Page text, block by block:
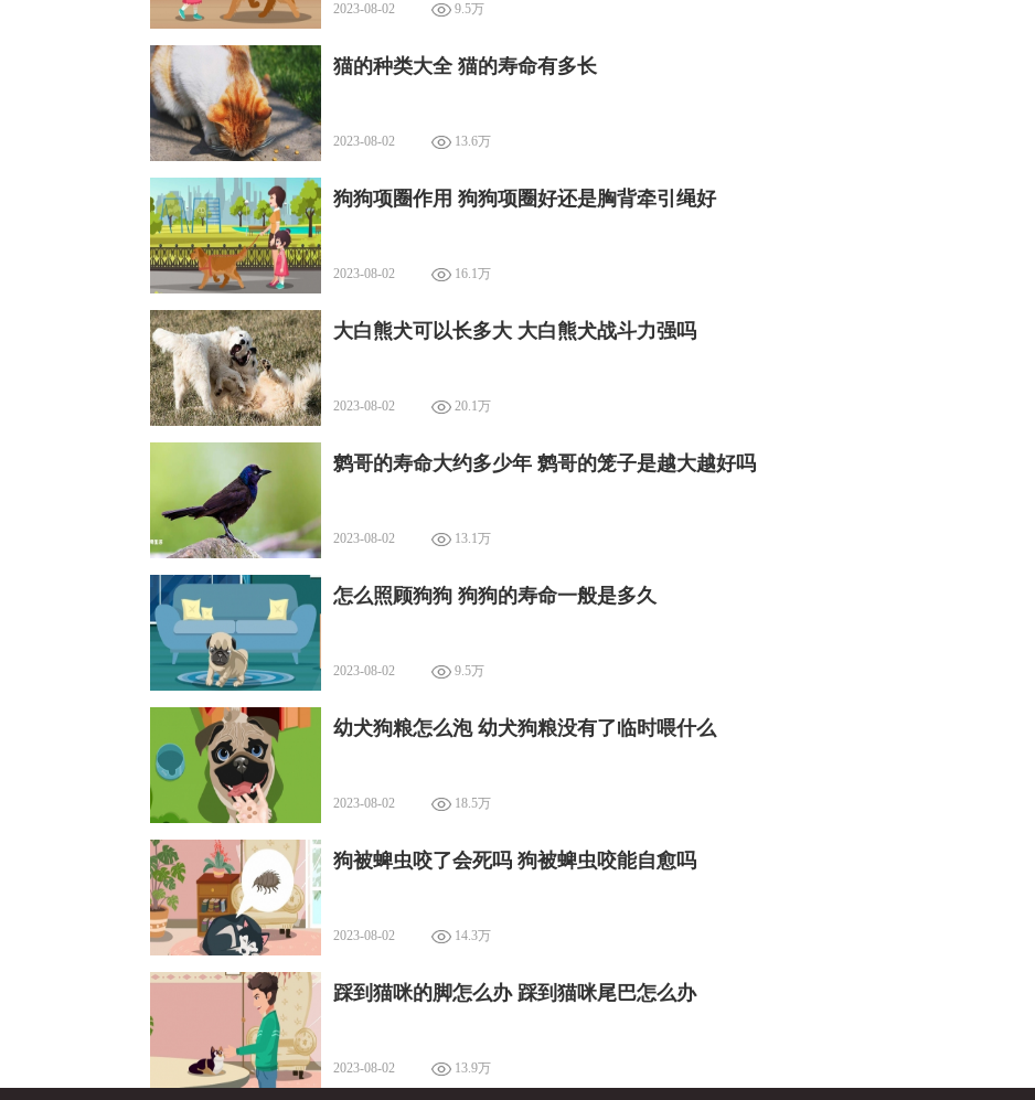
2023-08-02 9.5万
猫的种类大全 猫的寿命有多长
2023-08-02 13.6万
狗狗项圈作用 狗狗项圈好还是胸背牵引绳好
2023-08-02 16.1万
大白熊犬可以长多大 大白熊犬战斗力强吗
2023-08-02 20.1万
鹩哥的寿命大约多少年 鹩哥的笼子是越大越好吗
2023-08-02 13.1万
怎么照顾狗狗 狗狗的寿命一般是多久
2023-08-02 9.5万
幼犬狗粮怎么泡 幼犬狗粮没有了临时喂什么
2023-08-02 18.5万
狗被蜱虫咬了会死吗 狗被蜱虫咬能自愈吗
2023-08-02 14.3万
踩到猫咪的脚怎么办 踩到猫咪尾巴怎么办
2023-08-02 13.9万